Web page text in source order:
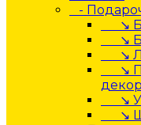
-
↘
↘
↘
↘
декор
↘
↘